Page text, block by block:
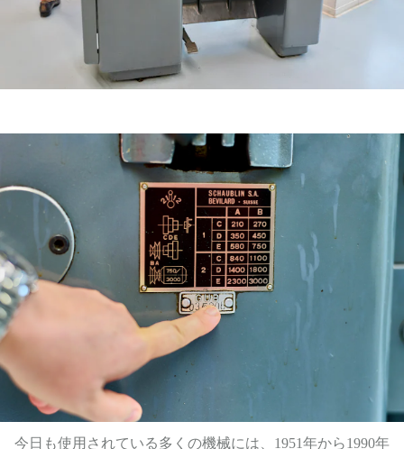
今日も使用されている多くの機械には、1951年から1990年